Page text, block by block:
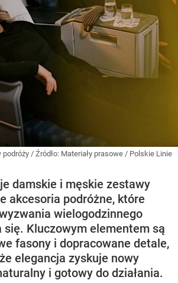
podróży / Źródło: Materiały prasowe / Polskie Linie
damskie i męskie zestawy
akcesoria podróżne, które
wielogodzinnego
się. Kluczowym elementem są
fasony i dopracowane detale,
elegancja zyskuje nowy
i gotowy do działania.